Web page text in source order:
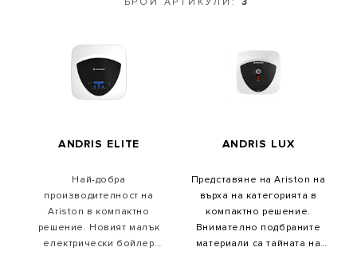
ANDRIS ELITE
Най-добра
производителност на
Ariston в компактно
решение. Новият малък
електрически бойлер
ANDRIS LUX
Представяне на Ariston на
върха на категорията в
компактно решение.
Внимателно подбраните
материали са тайната на